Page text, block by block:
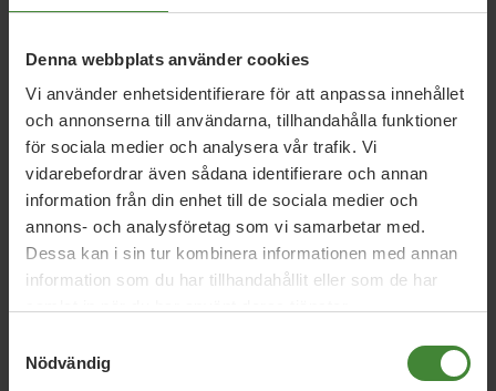
Denna webbplats använder cookies
Vi använder enhetsidentifierare för att anpassa innehållet
och annonserna till användarna, tillhandahålla funktioner
för sociala medier och analysera vår trafik. Vi
vidarebefordrar även sådana identifierare och annan
information från din enhet till de sociala medier och
annons- och analysföretag som vi samarbetar med.
Dessa kan i sin tur kombinera informationen med annan
information som du har tillhandahållit eller som de har
Nödvändig
antibiotika om de behandlas bra.
De EU-länder som inte lever upp till de krav som finns, och
till exempel inte låter grisar böka eller få ha kvar sina
svansar, ska kunna få indraget bidrag. Lantbrukare som tar
Reparera natur
Den här satsningen ska också bidra till att skydda
värdefull natur och stärka biologisk mångfald. Det gynnar
pollinerande insekter och säkrar tillgången till vatten. Vi
behöver reparera den natur som människan har förstört.